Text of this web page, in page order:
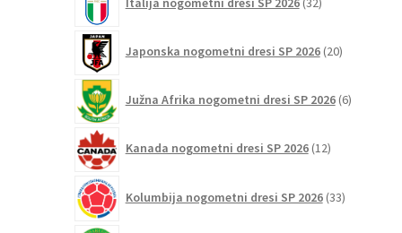
izdelkov
Japonska nogometni dresi SP 2026 20izdelkov
Južna Afrika nogometni dresi SP 2026 6izdelkov
Kanada nogometni dresi SP 2026 12izdelkov
Kolumbija nogometni dresi SP 2026 33izdelkov